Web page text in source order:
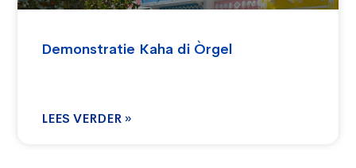
Demonstratie Kaha di Òrgel
LEES VERDER »